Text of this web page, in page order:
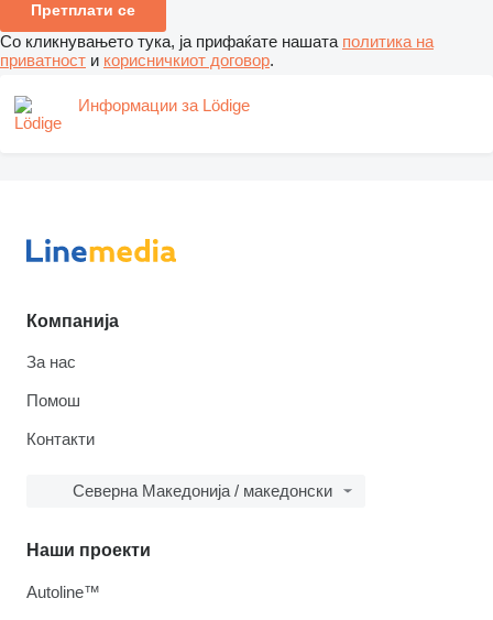
Претплати се
Со кликнувањето тука, ја прифаќате нашата политика на
приватност и корисничкиот договор.
Информации за Lödige
Компанија
За нас
Помош
Контакти
Северна Македонија / македонски
Наши проекти
Autoline™